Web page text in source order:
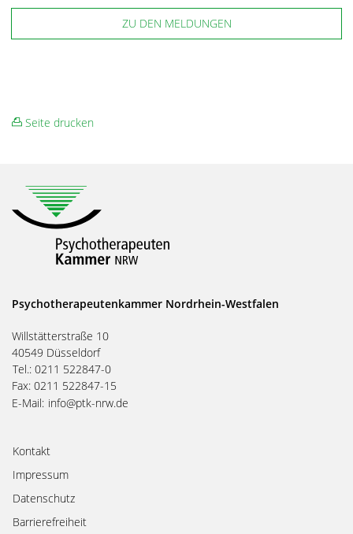
ZU DEN MELDUNGEN
Seite drucken
Psychotherapeutenkammer Nordrhein-Westfalen
Willstätterstraße 10
40549 Düsseldorf
Tel.: 0211 522847-0
Fax: 0211 522847-15
E-Mail: info@ptk-nrw.de
Kontakt
Impressum
Datenschutz
Barrierefreiheit